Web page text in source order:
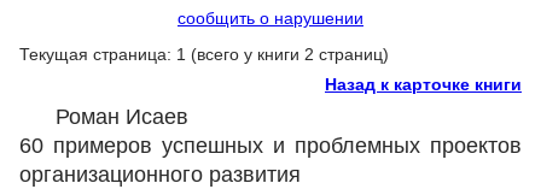
сообщить о нарушении
Текущая страница: 1 (всего у книги 2 страниц)
Назад к карточке книги
Роман Исаев
60 примеров успешных и проблемных проектов
организационного развития